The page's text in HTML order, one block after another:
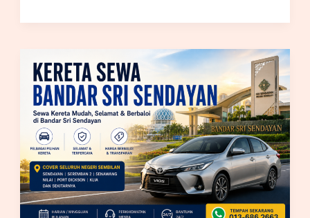
Kereta
Sewa
Bandar
Sri
Sendayan